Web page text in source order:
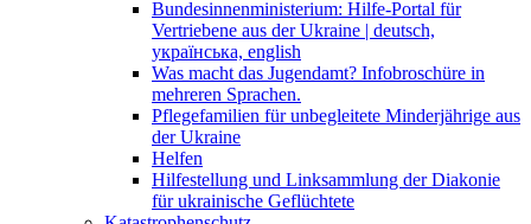
Bundesinnenministerium: Hilfe-Portal für
Vertriebene aus der Ukraine | deutsch,
українська, english
Was macht das Jugendamt? Infobroschüre in
mehreren Sprachen.
Pflegefamilien für unbegleitete Minderjährige aus
der Ukraine
Helfen
Hilfestellung und Linksammlung der Diakonie
für ukrainische Geflüchtete